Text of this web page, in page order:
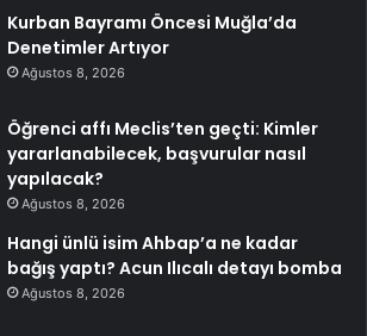
Kurban Bayramı Öncesi Muğla’da
Denetimler Artıyor
Ağustos 8, 2026
Öğrenci affı Meclis’ten geçti: Kimler
yararlanabilecek, başvurular nasıl
yapılacak?
Ağustos 8, 2026
Hangi ünlü isim Ahbap’a ne kadar
bağış yaptı? Acun Ilıcalı detayı bomba
Ağustos 8, 2026